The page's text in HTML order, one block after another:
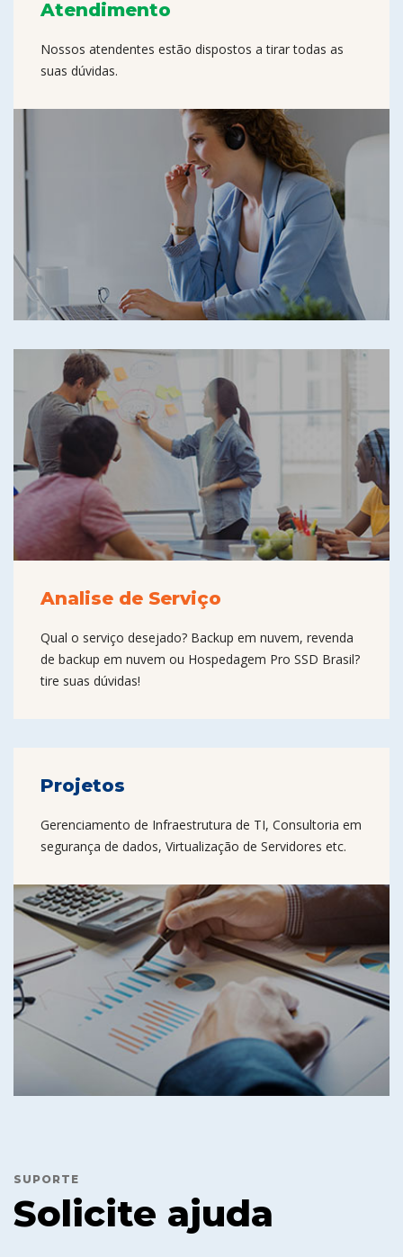
Atendimento
Nossos atendentes estão dispostos a tirar todas as
suas dúvidas.
Analise de Serviço
Qual o serviço desejado? Backup em nuvem, revenda
de backup em nuvem ou Hospedagem Pro SSD Brasil?
tire suas dúvidas!
Projetos
Gerenciamento de Infraestrutura de TI, Consultoria em
segurança de dados, Virtualização de Servidores etc.
SUPORTE
Solicite ajuda